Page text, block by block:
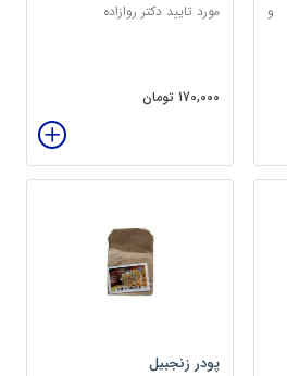
و
مورد تایید دکتر روازاده
170,000 تومان
پودر زنجبیل